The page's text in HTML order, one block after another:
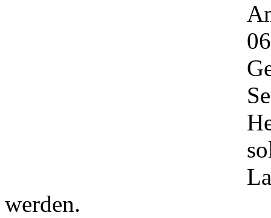
werden.